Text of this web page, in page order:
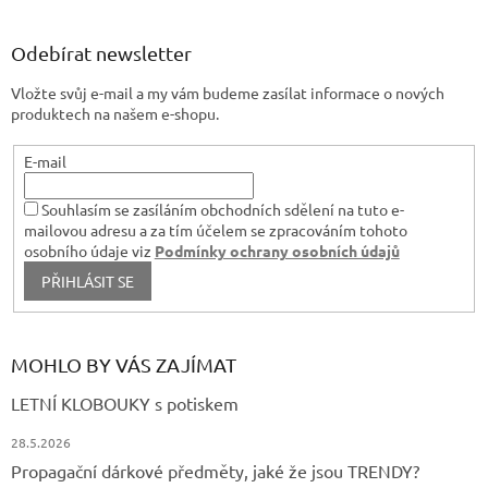
Odebírat newsletter
Vložte svůj e-mail a my vám budeme zasílat informace o nových
produktech na našem e-shopu.
E-mail
Souhlasím se zasíláním obchodních sdělení na tuto e-
mailovou adresu a za tím účelem se zpracováním tohoto
osobního údaje viz Podmínky ochrany osobních údajů
PŘIHLÁSIT SE
MOHLO BY VÁS ZAJÍMAT
LETNÍ KLOBOUKY s potiskem
28.5.2026
Propagační dárkové předměty, jaké že jsou TRENDY?